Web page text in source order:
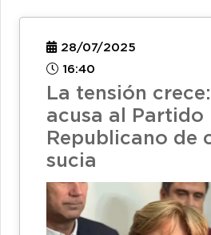
28/07/2025
16:40
La tensión
acusa al Partido
Republicano de
sucia